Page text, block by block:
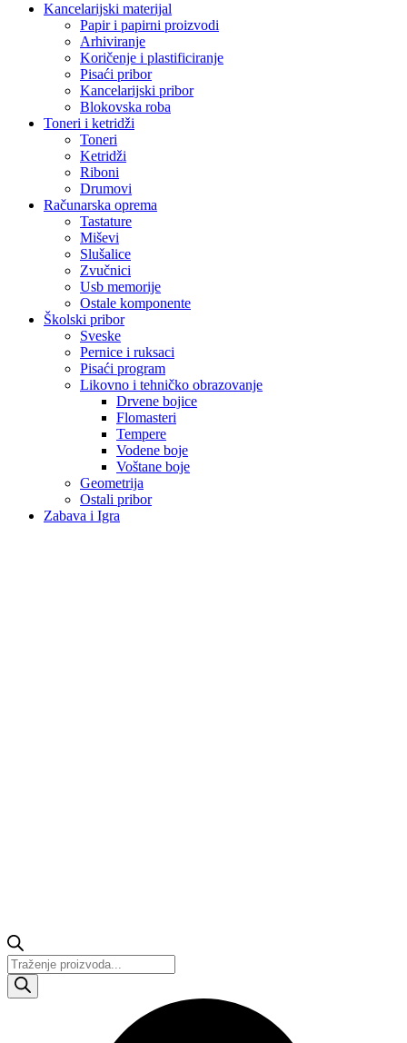
Kancelarijski materijal
Papir i papirni proizvodi
Arhiviranje
Koričenje i plastificiranje
Pisaći pribor
Kancelarijski pribor
Blokovska roba
Toneri i ketridži
Toneri
Ketridži
Riboni
Drumovi
Računarska oprema
Tastature
Miševi
Slušalice
Zvučnici
Usb memorije
Ostale komponente
Školski pribor
Sveske
Pernice i ruksaci
Pisaći program
Likovno i tehničko obrazovanje
Drvene bojice
Flomasteri
Tempere
Vodene boje
Voštane boje
Geometrija
Ostali pribor
Zabava i Igra
Products
search